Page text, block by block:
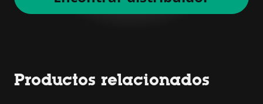
Productos relacionados